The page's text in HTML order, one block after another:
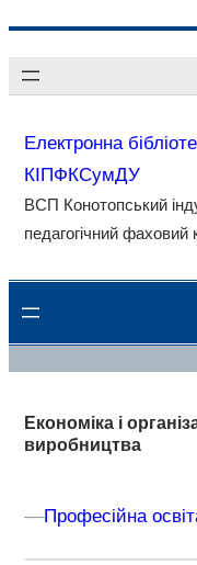
до
Електронна
КІПФКСумДУ
ВСП Конотопський
педагогічний
Економіка і
виробництва
––Професійна